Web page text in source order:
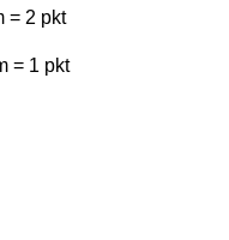
= 2 pkt
= 1 pkt